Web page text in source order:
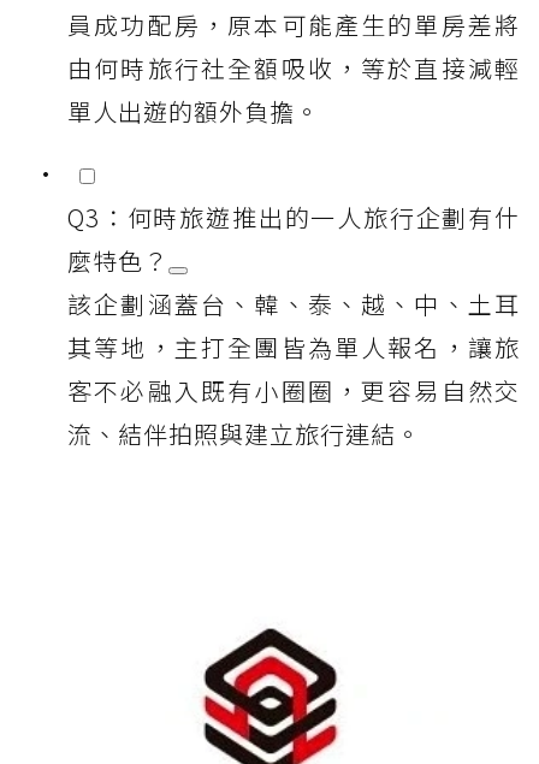
員成功配房，原本可能產生的單房差將
由何時旅行社全額吸收，等於直接減輕
單人出遊的額外負擔。
Q3：何時旅遊推出的一人旅行企劃有什
麼特色？
該企劃涵蓋台、韓、泰、越、中、土耳
其等地，主打全團皆為單人報名，讓旅
客不必融入既有小圈圈，更容易自然交
流、結伴拍照與建立旅行連結。